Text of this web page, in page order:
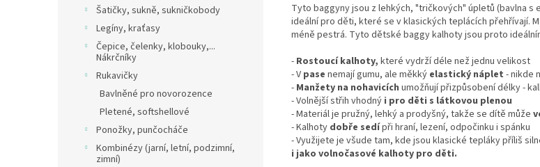
Šatičky, sukně, sukničkobody
Legíny, kraťasy
Čepice, čelenky, klobouky,...
Nákrčníky
Rukavičky
Bavlněné pro novorozence
Pletené, softshellové
Ponožky, punčocháče
Kombinézy (jarní, letní, podzimní,
zimní)
Tyto baggyny jsou z lehkých, "tričkových" úpletů (bavlna s
ideální pro děti, které se v klasických teplácích přehřívají.
méně pestrá. Tyto dětské baggy kalhoty jsou proto
- Rostoucí kalhoty, které vydrží déle než jednu velikost
- V pase nemají gumu, ale měkký elastický náplet - nikde
- Manžety na nohavicích umožňují přizpůsobení délky -
- Volnější střih vhodný i pro děti s látkovou plenou
- Materiál je pružný, lehký a prodyšný, takže se dítě může
- Kalhoty dobře sedípři hraní, lezení, odpočinku i spánku
-Využijete je všude tam, kde jsou klasické tepláky příliš
i jako volnočasové kalhoty pro děti.